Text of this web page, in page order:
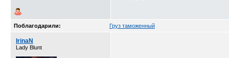
Поблагодарили: Груз таможенный
IrinaN
Lady Blunt